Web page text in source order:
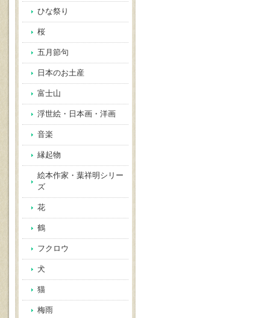
ひな祭り
桜
五月節句
日本のお土産
富士山
浮世絵・日本画・洋画
音楽
縁起物
絵本作家・葉祥明シリー
ズ
花
鶴
フクロウ
犬
猫
梅雨